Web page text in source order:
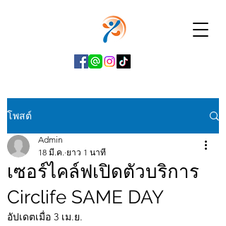
โพสต์
เซอร์ไคล์ฟเปิดตัวบริการ
Circlife SAME DAY
Admin
18 มี.ค. ยาว 1 นาที
อัปเดตเมื่อ 3 เม.ย.